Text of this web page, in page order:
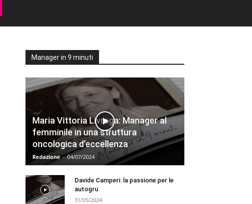
Manager in 9 minuti
Maria Vittoria Livraga: Manager al
femminile in una struttura
oncologica d’eccellenza
Redazione - 04/07/2024
Davide Camperi: la passione per le
autogru
31/05/2024